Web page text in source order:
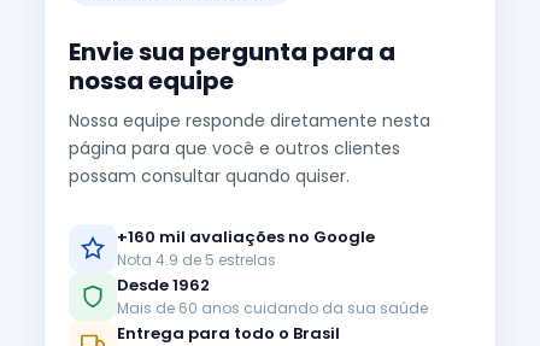
Envie sua pergunta para a
nossa equipe
Nossa equipe responde diretamente nesta
página para que você e outros clientes
possam consultar quando quiser.
+160 mil avaliações no Google
Nota 4.9 de 5 estrelas
Desde 1962
Mais de 60 anos cuidando da sua saúde
Entrega para todo o Brasil